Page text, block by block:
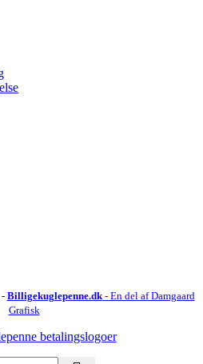
Billigekuglepenne.dk- En del af Damgaard
Grafisk